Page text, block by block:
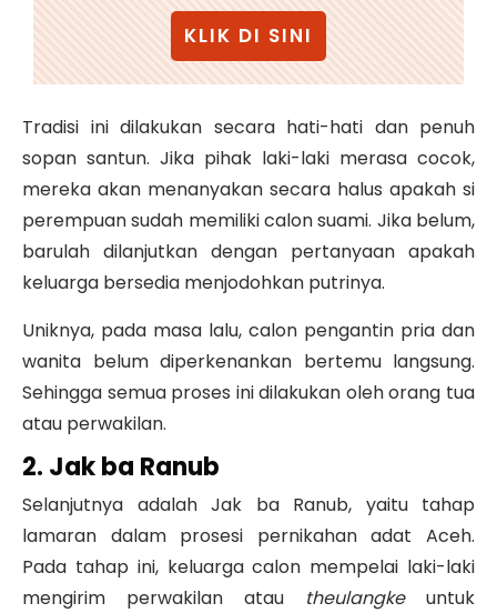
KLIK DI SINI
Tradisi ini dilakukan secara hati-hati dan penuh
sopan santun. Jika pihak laki-laki merasa cocok,
mereka akan menanyakan secara halus apakah si
perempuan sudah memiliki calon suami. Jika belum,
barulah dilanjutkan dengan pertanyaan apakah
keluarga bersedia menjodohkan putrinya.
Uniknya, pada masa lalu, calon pengantin pria dan
wanita belum diperkenankan bertemu langsung.
Sehingga semua proses ini dilakukan oleh orang tua
atau perwakilan.
2. Jak ba Ranub
Selanjutnya adalah Jak ba Ranub, yaitu tahap
lamaran dalam prosesi pernikahan adat Aceh.
Pada tahap ini, keluarga calon mempelai laki-laki
mengirim perwakilan atau theulangkeuntuk